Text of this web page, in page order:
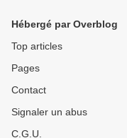
Hébergé par Overblog
Top articles
Pages
Contact
Signaler un abus
C.G.U.